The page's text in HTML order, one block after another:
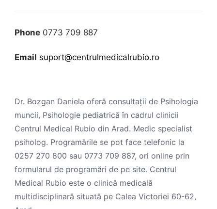
Phone 0773 709 887
Email suport@centrulmedicalrubio.ro
Dr. Bozgan Daniela oferă consultații de Psihologia
muncii, Psihologie pediatrică în cadrul clinicii
Centrul Medical Rubio din Arad. Medic specialist
psiholog. Programările se pot face telefonic la
0257 270 800 sau 0773 709 887, ori online prin
formularul de programări de pe site. Centrul
Medical Rubio este o clinică medicală
multidisciplinară situată pe Calea Victoriei 60-62,